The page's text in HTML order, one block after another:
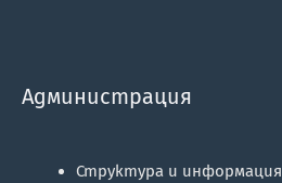
Администрация
Структура и информация